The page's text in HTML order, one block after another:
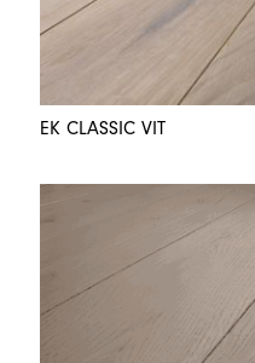
EK CLASSIC VIT